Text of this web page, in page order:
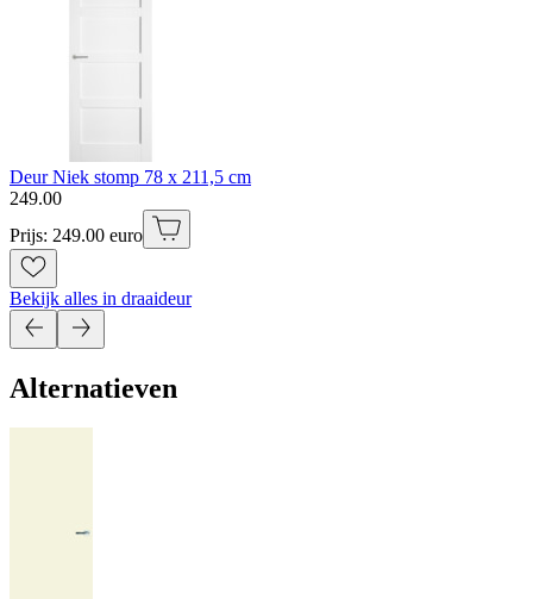
Deur Niek stomp 78 x 211,5 cm
249.00
Prijs: 249.00 euro
Bekijk alles in draaideur
Alternatieven